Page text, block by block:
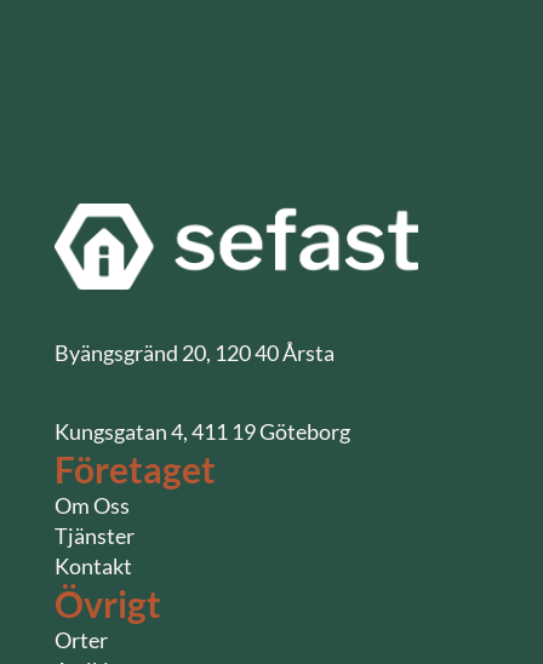
Byängsgränd 20, 120 40 Årsta
Kungsgatan 4, 411 19 Göteborg
Företaget
Om Oss
Tjänster
Kontakt
Övrigt
Orter